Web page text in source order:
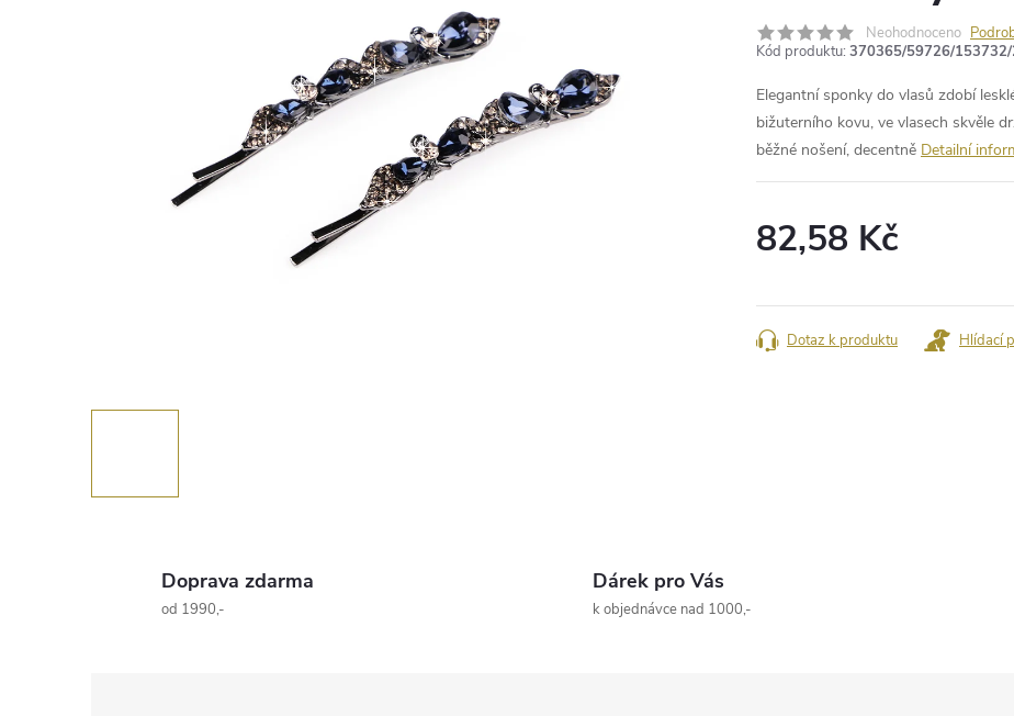
Neohodnoceno
Kód produktu: 370365/59726/
Elegantní sponky do vlasů zdobí
bižuterního kovu, ve vlasech skvěle
běžné nošení, decentně Detailní
82,58 Kč
Dotaz k produktu Hlídací
Doprava zdarma
od 1990,-
Dárek pro Vás
k objednávce nad 1000,-